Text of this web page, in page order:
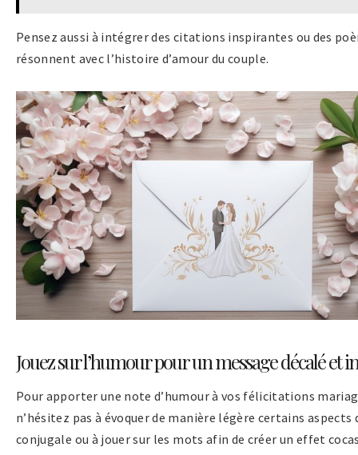
Pensez aussi à intégrer des citations inspirantes ou des
résonnent avec l’histoire d’amour du couple.
Jouez sur l’humour pour un message décalé et
Pour apporter une note d’humour à vos félicitations
n’hésitez pas à évoquer de manière légère certains aspects
conjugale ou à jouer sur les mots afin de créer un effet